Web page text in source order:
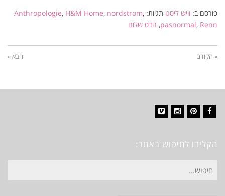
פורסם ב: וויש ליסט תגיות: Anthropologie, H&M Home, nordstrom,
pasnormal, Renn
, הדס שלום
« הקודם הבא »
הקלידו לחיפוש באתר:
חיפוש
עבור: